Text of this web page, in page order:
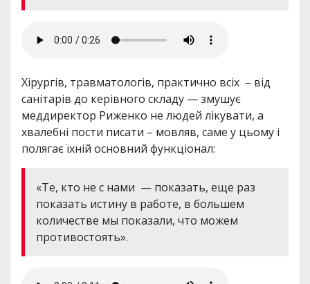
Хірургів, травматологів, практично всіх – від
санітарів до керівного складу — змушує
меддиректор Риженко не людей лікувати, а
хвалебні пости писати – мовляв, саме у цьому і
полягає їхній основний функціонал:
«Те, кто не с нами — показать, еще раз
показать истину в работе, в большем
количестве мы показали, что можем
противостоять».